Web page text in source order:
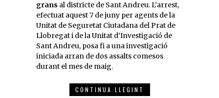
grans al districte de Sant Andreu. L’arrest,
efectuat aquest 7 de juny per agents de la
Unitat de Seguretat Ciutadana del Prat de
Llobregat i de la Unitat d’Investigació de
Sant Andreu, posa fi a una investigació
iniciada arran de dos assalts comesos
durant el mes de maig.
CONTINUA LLEGINT